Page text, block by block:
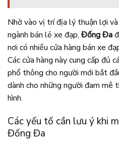
Nhờ vào vị trí địa lý thuận lợi
ngành bán lẻ xe đạp, Đống Đa
nơi có nhiều cửa hàng bán xe
Các cửa hàng này cung cấp đủ
phổ thông cho người mới bắt
dành cho những người đam mê
hình.
Các yếu tố cần lưu ý khi
Đống Đa